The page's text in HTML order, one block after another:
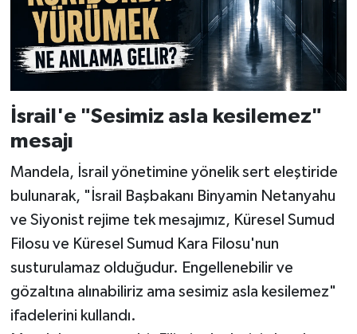
İsrail'e "Sesimiz asla kesilemez"
mesajı
Mandela, İsrail yönetimine yönelik sert eleştiride
bulunarak, "İsrail Başbakanı Binyamin Netanyahu
ve Siyonist rejime tek mesajımız, Küresel Sumud
Filosu ve Küresel Sumud Kara Filosu'nun
susturulamaz olduğudur. Engellenebilir ve
gözaltına alınabiliriz ama sesimiz asla kesilemez"
ifadelerini kullandı.